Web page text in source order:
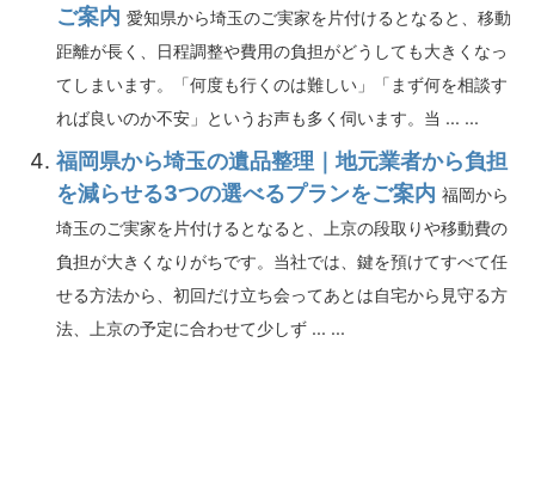
ご案内 愛知県から埼玉のご実家を片付けるとなると、移動
距離が長く、日程調整や費用の負担がどうしても大きくなっ
てしまいます。「何度も行くのは難しい」「まず何を相談す
れば良いのか不安」というお声も多く伺います。当 ... ...
福岡県から埼玉の遺品整理｜地元業者から負担
を減らせる3つの選べるプランをご案内 福岡から
埼玉のご実家を片付けるとなると、上京の段取りや移動費の
負担が大きくなりがちです。当社では、鍵を預けてすべて任
せる方法から、初回だけ立ち会ってあとは自宅から見守る方
法、上京の予定に合わせて少しず ... ...